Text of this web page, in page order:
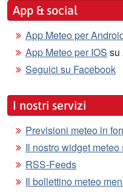
App & social
App Meteo per
App Meteo per IOS su
Seguici su Facebook
I nostri servizi
Previsioni meteo in
Il nostro widget
RSS-Feeds
Il bollettino meteo